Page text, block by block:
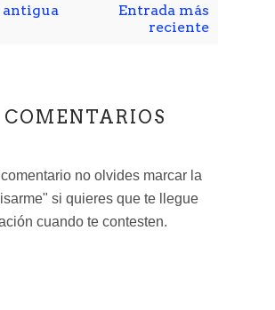
Entrada más
reciente
antigua
COMENTARIOS
no olvides marcar la
si quieres que te llegue
cuando te contesten.